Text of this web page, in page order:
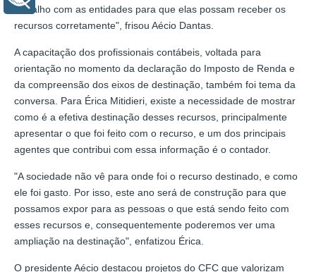
trabalho com as entidades para que elas possam receber os
recursos corretamente", frisou Aécio Dantas.
A capacitação dos profissionais contábeis, voltada para
orientação no momento da declaração do Imposto de Renda e
da compreensão dos eixos de destinação, também foi tema da
conversa. Para Érica Mitidieri, existe a necessidade de mostrar
como é a efetiva destinação desses recursos, principalmente
apresentar o que foi feito com o recurso, e um dos principais
agentes que contribui com essa informação é o contador.
"A sociedade não vê para onde foi o recurso destinado, e como
ele foi gasto. Por isso, este ano será de construção para que
possamos expor para as pessoas o que está sendo feito com
esses recursos e, consequentemente poderemos ver uma
ampliação na destinação", enfatizou Érica.
O presidente Aécio destacou projetos do CFC que valorizam